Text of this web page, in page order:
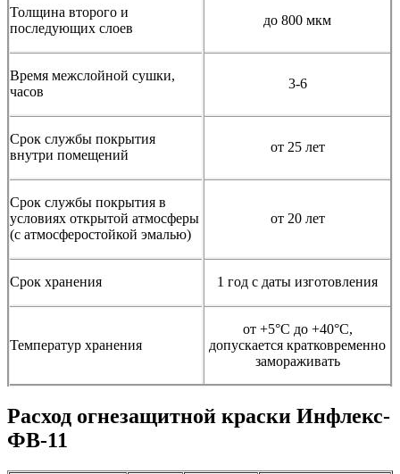
Толщина второго и
последующих слоев
до 800 мкм
Время межслойной сушки,
часов
3-6
Срок службы покрытия
внутри помещений
от 25 лет
Срок службы покрытия в
условиях открытой атмосферы
(с атмосферостойкой эмалью)
от 20 лет
Срок хранения 1 год с даты изготовления
Температур хранения
от +5°С до +40°С,
допускается кратковременно
замораживать
Расход огнезащитной краски Инфлекс-
ФВ-11